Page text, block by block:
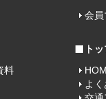
料
会員
ト
よ